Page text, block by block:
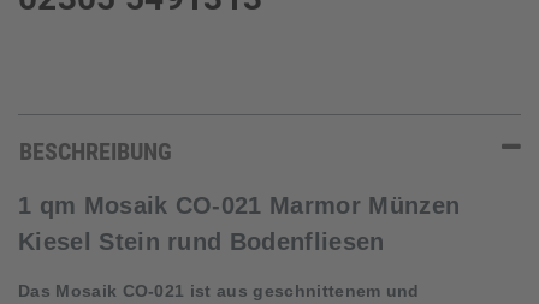
BESCHREIBUNG
1 qm Mosaik CO-021 Marmor Münzen
Kiesel Stein rund Bodenfliesen
Das Mosaik CO-021 ist aus geschnittenem und